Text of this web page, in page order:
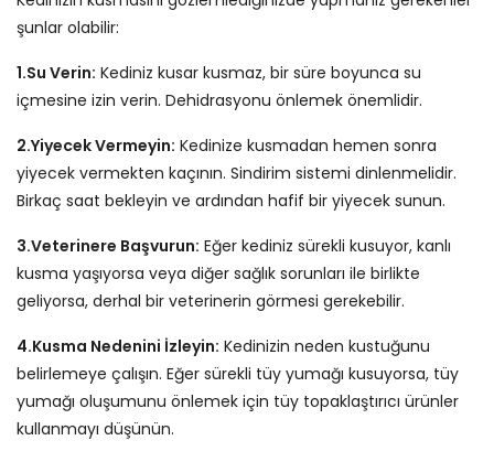
şunlar olabilir:
1.Su Verin: Kediniz kusar kusmaz, bir süre boyunca su
içmesine izin verin. Dehidrasyonu önlemek önemlidir.
2.Yiyecek Vermeyin: Kedinize kusmadan hemen sonra
yiyecek vermekten kaçının. Sindirim sistemi dinlenmelidir.
Birkaç saat bekleyin ve ardından hafif bir yiyecek sunun.
3.Veterinere Başvurun: Eğer kediniz sürekli kusuyor, kanlı
kusma yaşıyorsa veya diğer sağlık sorunları ile birlikte
geliyorsa, derhal bir veterinerin görmesi gerekebilir.
4.Kusma Nedenini İzleyin: Kedinizin neden kustuğunu
belirlemeye çalışın. Eğer sürekli tüy yumağı kusuyorsa, tüy
yumağı oluşumunu önlemek için tüy topaklaştırıcı ürünler
kullanmayı düşünün.